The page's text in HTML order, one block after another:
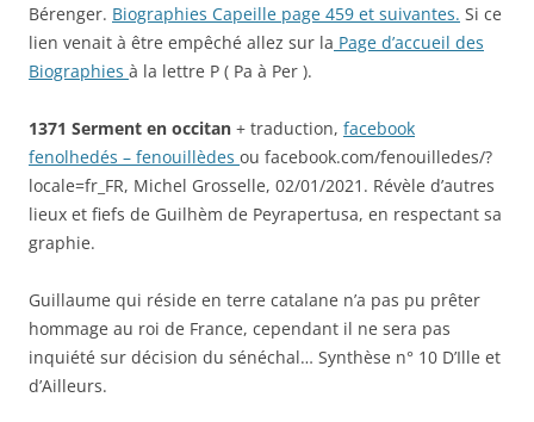
Bérenger. Biographies Capeille page 459 et suivantes. Si ce
lien venait à être empêché allez sur la Page d’accueil des
Biographies à la lettre P ( Pa à Per ).
1371 Serment en occitan + traduction, facebook
fenolhedés – fenouillèdes ou facebook.com/fenouilledes/?
locale=fr_FR, Michel Grosselle, 02/01/2021. Révèle d’autres
lieux et fiefs de Guilhèm de Peyrapertusa, en respectant sa
graphie.
Guillaume qui réside en terre catalane n’a pas pu prêter
hommage au roi de France, cependant il ne sera pas
inquiété sur décision du sénéchal… Synthèse n° 10 D’Ille et
d’Ailleurs.